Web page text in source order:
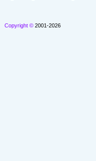
Copyright © 2001-2026